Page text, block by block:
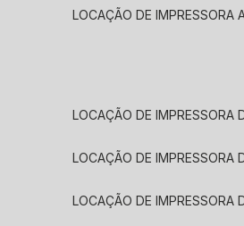
LOCAÇÃO DE
LOCAÇÃO DE IMPRESSORA
LOCAÇÃO DE IMPRESSORA
LOCAÇÃO DE IMPRESSORA